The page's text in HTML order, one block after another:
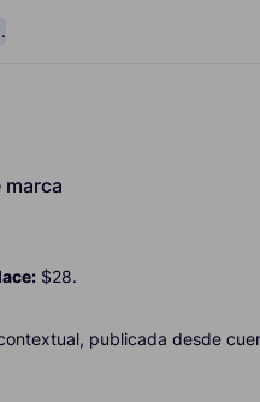
$28.
publicada desde